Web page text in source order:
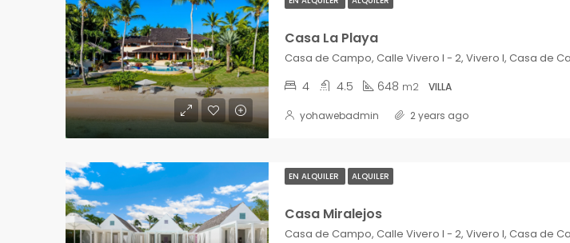
Casa La Playa
4 4.5 648 m2 VILLA
yohawebadmin 2 years ago
EN ALQUILER ALQUILER
Casa Miralejos